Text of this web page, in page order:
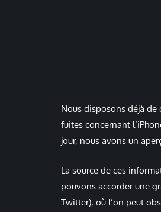
Nous disposons déjà
fuites concernant
jour, nous avons un
La source de ces
pouvons accorder une
Twitter), où l’on peut